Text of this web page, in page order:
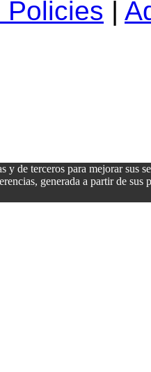
Policies |
y de terceros para mejorar sus
generada a partir de